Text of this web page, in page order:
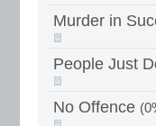
Murder in
People Just
No Offence